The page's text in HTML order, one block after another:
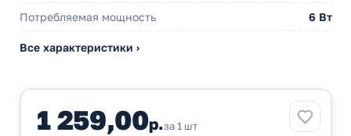
Потребляемая мощность 6 Вт
Все характеристики ›
1 259,00р.за 1 шт